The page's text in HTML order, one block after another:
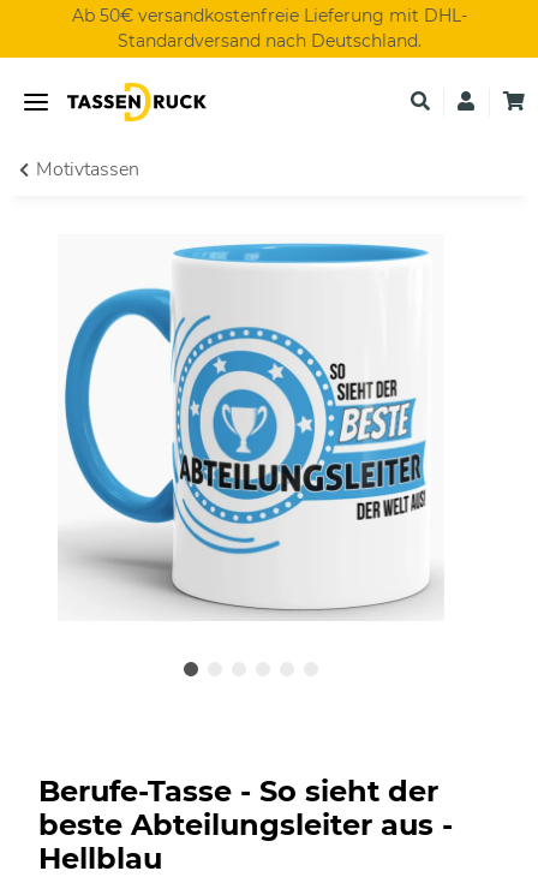
Ab 50€ versandkostenfreie Lieferung mit DHL-
Standardversand nach Deutschland.
Motivtassen
Berufe-Tasse - So sieht der
beste Abteilungsleiter aus -
Hellblau